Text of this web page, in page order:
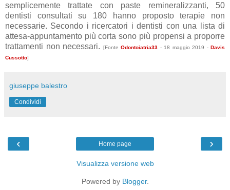
semplicemente trattate con paste remineralizzanti, 50
dentisti consultati su 180 hanno proposto terapie non
necessarie. Secondo i ricercatori i dentisti con una lista di
attesa-appuntamento più corta sono più propensi a proporre
trattamenti non necessari.
[Fonte Odontoiatria33 - 18 maggio 2019 - Davis
Cussotto]
giuseppe balestro
Condividi
‹ ›
Home page
Visualizza versione web
Powered by Blogger.